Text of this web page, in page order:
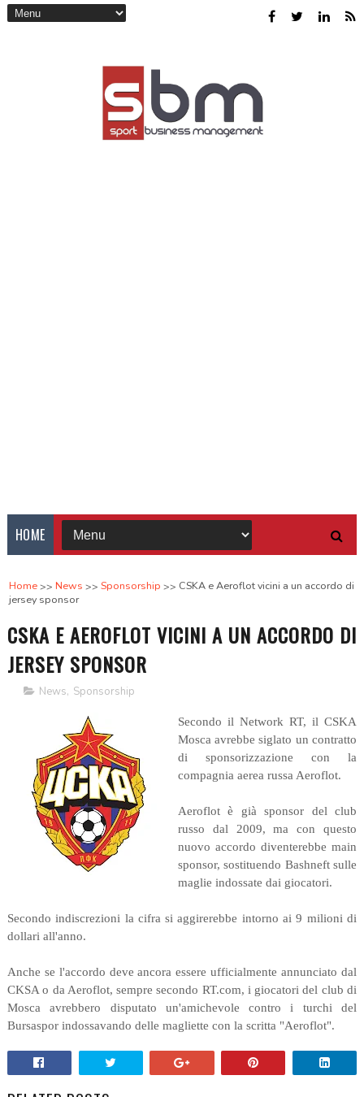
HOME
Home News Sponsorship
CSKA e Aeroflot vicini a un accordo di
jersey sponsor
CSKA E AEROFLOT VICINI A UN ACCORDO DI
JERSEY SPONSOR
News, Sponsorship
Secondo il Network RT, il CSKA
Mosca avrebbe siglato un contratto
di sponsorizzazione con la
compagnia aerea russa Aeroflot.
Aeroflot è già sponsor del club
russo dal 2009, ma con questo
nuovo accordo diventerebbe main
sponsor, sostituendo Bashneft sulle
maglie indossate dai giocatori.
Secondo indiscrezioni la cifra si aggirerebbe intorno ai 9 milioni di
dollari all'anno.
Anche se l'accordo deve ancora essere ufficialmente annunciato dal
CKSA o da Aeroflot, sempre secondo RT.com, i giocatori del club di
Mosca avrebbero disputato un'amichevole contro i turchi del
Bursaspor indossavando delle magliette con la scritta "Aeroflot".